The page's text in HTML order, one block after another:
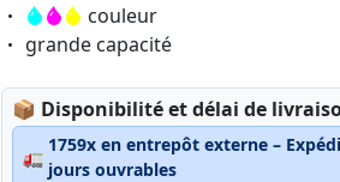
Eigenschaft:couleur
Eigenschaft:
grande capacité
📦 Lagerstatus:
Disponibilité et délai de
🚛
1759x en entrepôt externe –
jours ouvrables